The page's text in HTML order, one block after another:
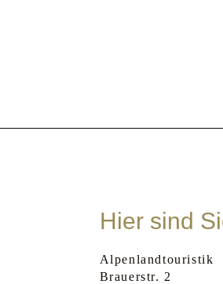
Hier sind
Alpenlandtouristik
Brauerstr. 2